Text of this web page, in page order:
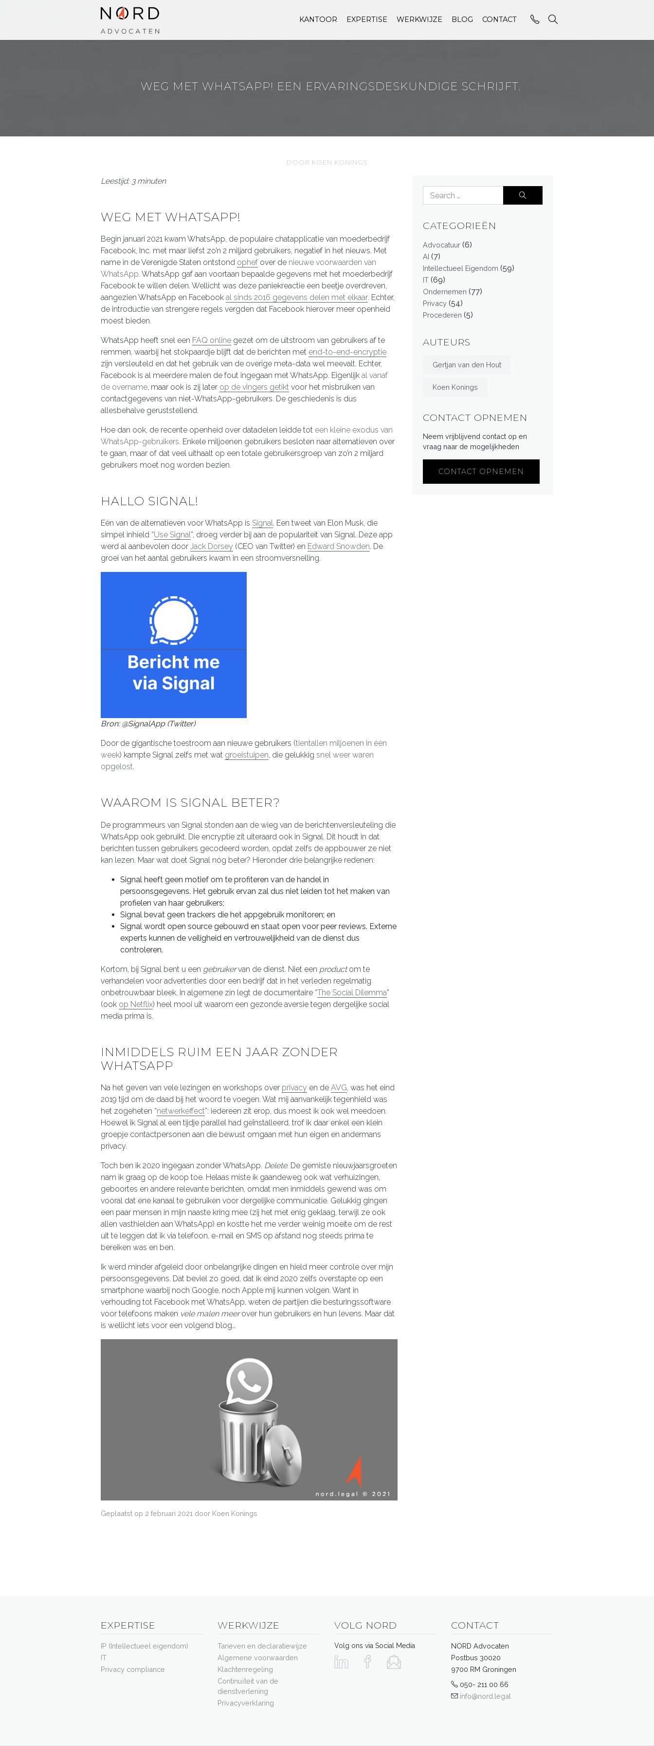
KANTOOR EXPERTISE WERKWIJZE BLOG CONTACT
WEG MET WHATSAPP! EEN ERVARINGSDESKUNDIGE SCHRIJFT.
DOOR KOEN KONINGS
Leestijd: 3 minuten
WEG MET WHATSAPP!
Begin januari 2021 kwam WhatsApp, de populaire chatapplicatie van moederbedrijf
Facebook, Inc. met maar liefst zo’n 2 miljard gebruikers, negatief in het nieuws. Met
name in de Verenigde Staten ontstond ophef over de nieuwe voorwaarden van
WhatsApp. WhatsApp gaf aan voortaan bepaalde gegevens met het moederbedrijf
Facebook te willen delen. Wellicht was deze paniekreactie een beetje overdreven,
aangezien WhatsApp en Facebookal sinds 2016 gegevens delen met elkaar. Echter,
de introductie van strengere regels vergden dat Facebook hierover meer openheid
moest bieden.
WhatsApp heeft snel een FAQ online gezet om de uitstroom van gebruikers af te
remmen, waarbij het stokpaardje blijft dat de berichten met end-to-end-encryptie
zijn versleuteld en dat het gebruik van de overige meta-data wel meevalt. Echter,
Facebook is al meerdere malen de fout ingegaan met WhatsApp. Eigenlijkal vanaf
de overname, maar ook is zij later op de vingers getikt voor het misbruiken van
contactgegevens van niet-WhatsApp-gebruikers. De geschiedenis is dus
allesbehalve geruststellend.
Hoe dan ook, de recente openheid over datadelen leidde tot een kleine exodus van
WhatsApp-gebruikers. Enkele miljoenen gebruikers besloten naar alternatieven over
te gaan, maar of dat veel uithaalt op een totale gebruikersgroep van zo’n 2 miljard
gebruikers moet nog worden bezien.
HALLO SIGNAL!
Eén van de alternatieven voor WhatsApp is Signal. Een tweet van Elon Musk, die
simpel inhield “Use Signal”, droeg verder bij aan de populariteit van Signal. Deze app
werd al aanbevolen doorJack Dorsey (CEO van Twitter) en Edward Snowden. De
groei van het aantal gebruikers kwam in een stroomversnelling.
Bron: @SignalApp (Twitter)
Door de gigantische toestroom aan nieuwe gebruikers (tientallen miljoenen in één
week) kampte Signal zelfs met wat groeistuipen, die gelukkigsnel weer waren
opgelost.
WAAROM IS SIGNAL BETER?
De programmeurs van Signal stonden aan de wieg van de berichtenversleuteling die
WhatsApp ook gebruikt. Die encryptie zit uiteraard ook in Signal. Dit houdt in dat
berichten tussen gebruikers gecodeerd worden, opdat zelfs de appbouwer ze niet
kan lezen. Maar wat doet Signal nóg beter? Hieronder drie belangrijke redenen:
Signal heeft geen motief om te profiteren van de handel in
persoonsgegevens. Het gebruik ervan zal dus niet leiden tot het maken van
profielen van haar gebruikers;
Signal bevat geen trackers die het appgebruik monitoren; en
Signal wordt open source gebouwd en staat open voor peer reviews. Externe
experts kunnen de veiligheid en vertrouwelijkheid van de dienst dus
controleren.
Kortom, bij Signal bent u een gebruikervan de dienst. Niet een productom te
verhandelen voor advertenties door een bedrijf dat in het verleden regelmatig
onbetrouwbaar bleek. In algemene zin legt de documentaire “The Social Dilemma”
(ook op Netflix) heel mooi uit waarom een gezonde aversie tegen dergelijke social
media prima is.
INMIDDELS RUIM EEN JAAR ZONDER
WHATSAPP
Na het geven van vele lezingen en workshops over privacy en deAVG, was het eind
2019 tijd om de daad bij het woord te voegen. Wat mij aanvankelijk tegenhield was
het zogeheten “netwerkeffect”: iedereen zit erop, dus moest ik ook wel meedoen.
Hoewel ik Signal al een tijdje parallel had geïnstalleerd, trof ik daar enkel een klein
groepje contactpersonen aan die bewust omgaan met hun eigen en andermans
privacy.
Toch ben ik 2020 ingegaan zonder WhatsApp. Delete. De gemiste nieuwjaarsgroeten
nam ik graag op de koop toe. Helaas miste ik gaandeweg ook wat verhuizingen,
geboortes en andere relevante berichten, omdat men inmiddels gewend was om
vooral dat ene kanaal te gebruiken voor dergelijke communicatie. Gelukkig gingen
een paar mensen in mijn naaste kring mee (zij het met enig geklaag, terwijl ze ook
allen vasthielden aan WhatsApp) en kostte het me verder weinig moeite om de rest
uit te leggen dat ik via telefoon, e-mail en SMS op afstand nog steeds prima te
bereiken was en ben.
Ik werd minder afgeleid door onbelangrijke dingen en hield meer controle over mijn
persoonsgegevens. Dat beviel zo goed, dat ik eind 2020 zelfs overstapte op een
smartphone waarbij noch Google, noch Apple mij kunnen volgen. Want in
verhouding tot Facebook met WhatsApp, weten de partijen die besturingssoftware
voor telefoons maken vele malen meerover hun gebruikers en hun levens. Maar dat
is wellicht iets voor een volgend blog…
Geplaatst op 2 februari 2021 door Koen Konings
CATEGORIEËN
Advocatuur (6)
AI (7)
Intellectueel Eigendom (59)
IT (69)
Ondernemen (77)
Privacy (54)
Procederen (5)
AUTEURS
Gertjan van den Hout
Koen Konings
CONTACT OPNEMEN
Neem vrijblijvend contact op en
vraag naar de mogelijkheden
CONTACT OPNEMEN
EXPERTISE
IP (Intellectueel eigendom)
IT
Privacy compliance
WERKWIJZE
Tarieven en declaratiewijze
Algemene voorwaarden
Klachtenregeling
Continuïteit van de
dienstverlening
Privacyverklaring
VOLG NORD
Volg ons via Social Media
CONTACT
NORD Advocaten
Postbus 30020
9700 RM Groningen
050- 211 00 66
info@nord.legal